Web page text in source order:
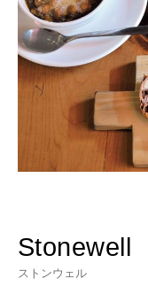
[12星座
Stonewell
ストンウェル